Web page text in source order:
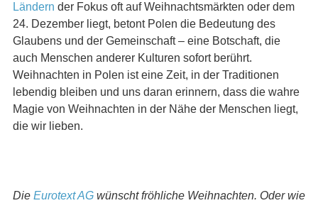
Ländern der Fokus oft auf Weihnachtsmärkten oder dem
24. Dezember liegt, betont Polen die Bedeutung des
Glaubens und der Gemeinschaft – eine Botschaft, die
auch Menschen anderer Kulturen sofort berührt.
Weihnachten in Polen ist eine Zeit, in der Traditionen
lebendig bleiben und uns daran erinnern, dass die wahre
Magie von Weihnachten in der Nähe der Menschen liegt,
die wir lieben.
Die Eurotext AGwünscht fröhliche Weihnachten. Oder wie